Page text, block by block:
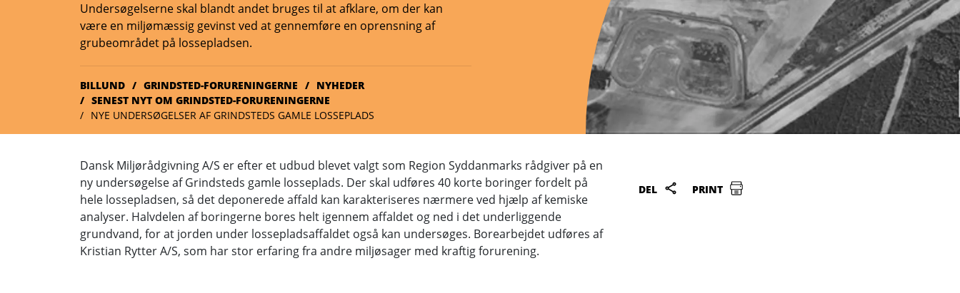
Undersøgelserne skal blandt andet bruges til at afklare, om der kan
være en miljømæssig gevinst ved at gennemføre en oprensning af
grubeområdet på lossepladsen.
BILLUND GRINDSTED-FORURENINGERNE
NYHEDER
SENEST NYT OM GRINDSTED-FORURENINGERNE
NYE UNDERSØGELSER AF GRINDSTEDS GAMLE LOSSEPLADS
Dansk Miljørådgivning A/S er efter et udbud blevet valgt som Region Syddanmarks rådgiver på en
ny undersøgelse af Grindsteds gamle losseplads. Der skal udføres 40 korte boringer fordelt på
hele lossepladsen, så det deponerede affald kan karakteriseres nærmere ved hjælp af kemiske
analyser. Halvdelen af boringerne bores helt igennem affaldet og ned i det underliggende
grundvand, for at jorden under lossepladsaffaldet også kan undersøges. Borearbejdet udføres af
Kristian Rytter A/S, som har stor erfaring fra andre miljøsager med kraftig forurening.
DEL PRINT